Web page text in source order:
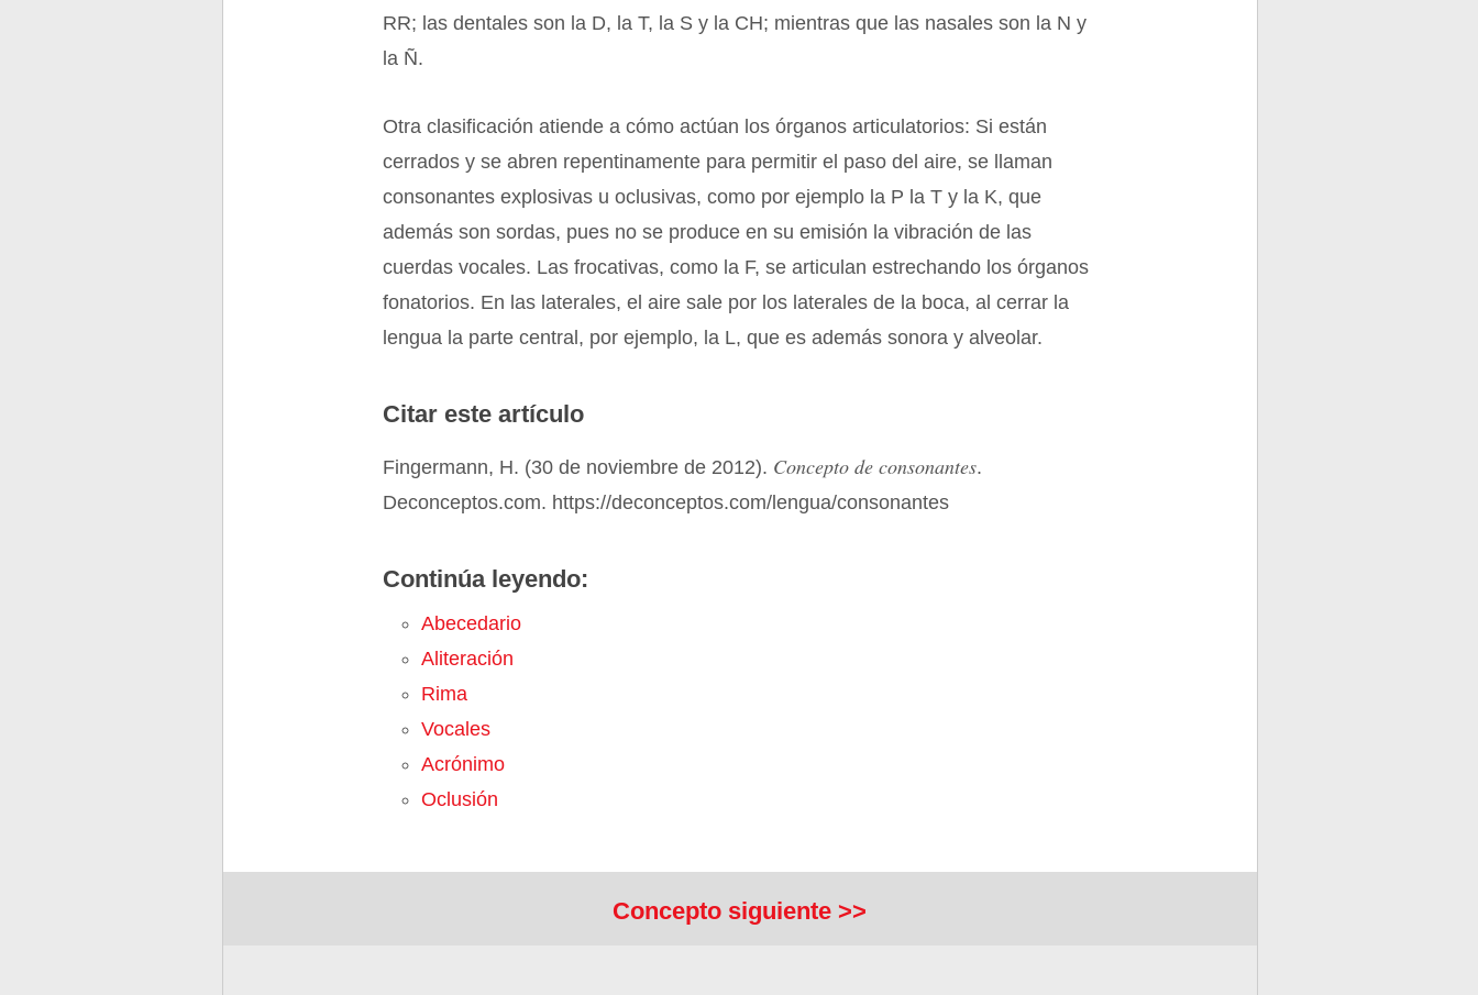
RR; las dentales son la D, la T, la S y la CH; mientras que las nasales son la N y
la Ñ.
Otra clasificación atiende a cómo actúan los órganos articulatorios: Si están
cerrados y se abren repentinamente para permitir el paso del aire, se llaman
consonantes explosivas u oclusivas, como por ejemplo la P la T y la K, que
además son sordas, pues no se produce en su emisión la vibración de las
cuerdas vocales. Las frocativas, como la F, se articulan estrechando los órganos
fonatorios. En las laterales, el aire sale por los laterales de la boca, al cerrar la
lengua la parte central, por ejemplo, la L, que es además sonora y alveolar.
Citar este artículo
Fingermann, H. (30 de noviembre de 2012). Concepto de consonantes.
Deconceptos.com. https://deconceptos.com/lengua/consonantes
Continúa leyendo:
Abecedario
Aliteración
Rima
Vocales
Acrónimo
Oclusión
Concepto siguiente >>